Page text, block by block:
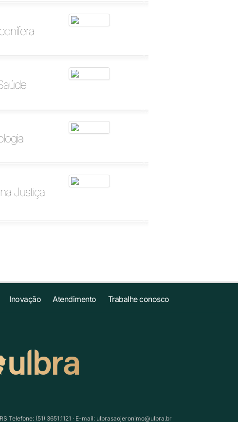
Justiça
Inovação Atendimento Trabalhe conosco
Telefone: (51) 3651.1121 · E-mail: ulbrasaojeronimo@ulbra.br